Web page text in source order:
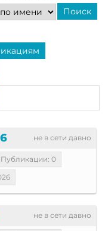
Поиск
не в сети давно
Публикации: 0
не в сети давно